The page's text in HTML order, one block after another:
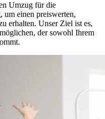
Umzug für die
, um einen preiswerten,
erhalten. Unser Ziel ist es,
der sowohl Ihrem